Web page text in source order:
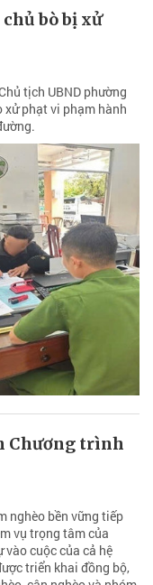
bò bị xử
tịch UBND phường
xử phạt vi phạm hành
Chương trình
nghèo bền vững tiếp
vụ trọng tâm của
cuộc của cả hệ
triển khai đồng bộ,